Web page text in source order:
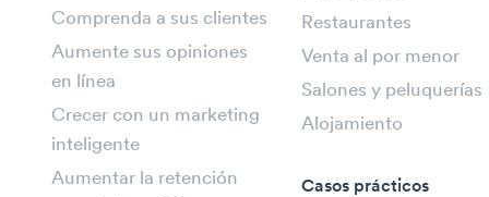
Comprenda a sus clientes
Aumente sus opiniones
en línea
Crecer con un marketing
inteligente
Aumentar la retención
Restaurantes
Venta al por menor
Salones y peluquerías
Alojamiento
Casos prácticos